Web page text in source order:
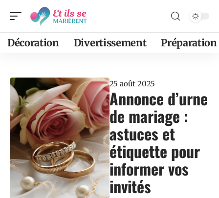
Décoration Divertissement Préparation
25 août 2025
Annonce d’urne
de mariage :
astuces et
étiquette pour
informer vos
invités